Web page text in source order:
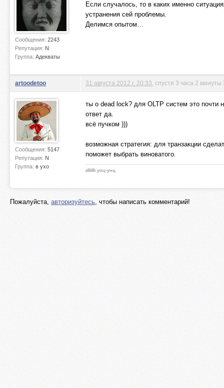
Сообщения: 2243
Репутация: N
Группа: Адекваты
Если случалось, то в каких именно
устранения сей проблемы.
Делимся опытом…
artoodetoo
Сообщения: 5147
Репутация: N
Группа: в ухо
31 августа 2012 г. 20:33 , спустя 3 часа 2 минуты
ты о dead lock? для OLTP систем это почти
ответ да.
всё пучком )))
возможная стратегия: для транзакции
поможет выбрать виноватого.
ιιlllιlllι унц-унц
Пожалуйста, авторизуйтесь, чтобы написать комментарий!